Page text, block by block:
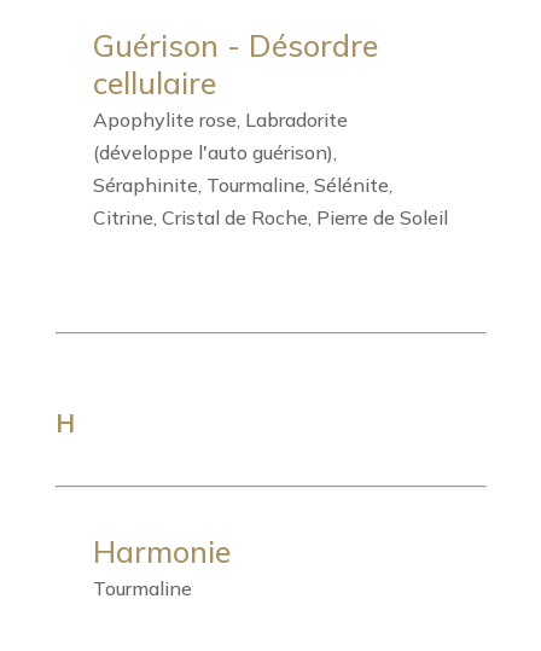
Guérison - Désordre
cellulaire
Apophylite rose, Labradorite
(développe l'auto guérison),
Séraphinite, Tourmaline, Sélénite,
Citrine, Cristal de Roche, Pierre de Soleil
H
Harmonie
Tourmaline